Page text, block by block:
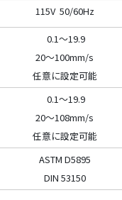
115V 50/60Hz
0.1～19.9
20～100mm/s
任意に設定可能
0.1～19.9
20～108mm/s
任意に設定可能
ASTM D5895
DIN 53150